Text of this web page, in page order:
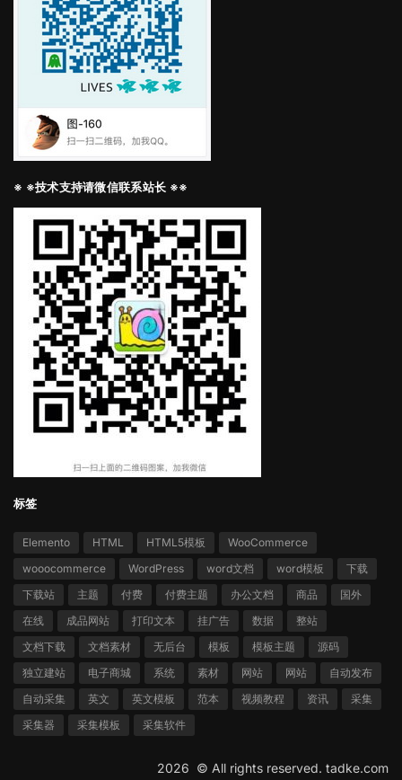
※ ※技术支持请微信联系站长 ※※
标签
Elemento HTML HTML5模板
WooCommerce
wooocommerce
WordPress word文档 word模板
下载
下载站
主题 付费 付费主题 办公文档 商品
国外
在线
成品网站 打印文本 挂广告 数据
整站
文档下载
文档素材 无后台 模板 模板主题
源码
独立建站
电子商城 系统 素材 网站 网站
自动发布
自动采集
英文 英文模板 范本 视频教程 资讯
采集
采集器
采集模板 采集软件
2026 © All rights reserved. tadke.com